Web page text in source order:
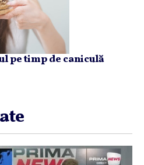
pe timp de caniculă